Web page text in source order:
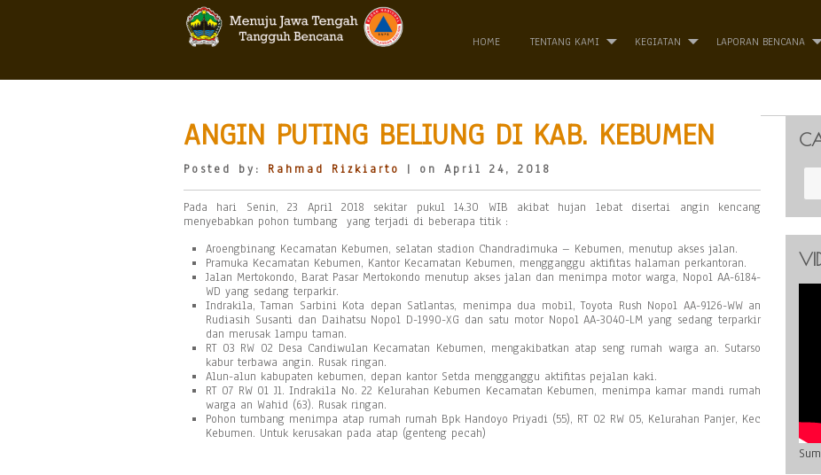
HOME TENTANG KAMI KEGIATAN LAPORAN BENCANA
ANGIN PUTING BELIUNG DI KAB. KEBUMEN
Posted by: Rahmad Rizkiarto | on April 24, 2018
Pada hari Senin, 23 April 2018 sekitar pukul 14.30 WIB akibat hujan lebat disertai angin kencang
menyebabkan pohon tumbang yang terjadi di beberapa titik :
Aroengbinang Kecamatan Kebumen, selatan stadion Chandradimuka – Kebumen, menutup akses jalan.
Pramuka Kecamatan Kebumen, Kantor Kecamatan Kebumen, mengganggu aktifitas halaman perkantoran.
Jalan Mertokondo, Barat Pasar Mertokondo menutup akses jalan dan menimpa motor warga, Nopol AA-6184-
WD yang sedang terparkir.
Indrakila, Taman Sarbini Kota depan Satlantas, menimpa dua mobil, Toyota Rush Nopol AA-9126-WW an
Rudiasih Susanti dan Daihatsu Nopol D-1990-XG dan satu motor Nopol AA-3040-LM yang sedang terparkir
dan merusak lampu taman.
RT 03 RW 02 Desa Candiwulan Kecamatan Kebumen, mengakibatkan atap seng rumah warga an. Sutarso
kabur terbawa angin. Rusak ringan.
Alun-alun kabupaten kebumen, depan kantor Setda mengganggu aktifitas pejalan kaki.
RT 07 RW 01 Jl. Indrakila No. 22 Kelurahan Kebumen Kecamatan Kebumen, menimpa kamar mandi rumah
warga an Wahid (63). Rusak ringan.
Pohon tumbang menimpa atap rumah rumah Bpk Handoyo Priyadi (55), RT 02 RW 05, Kelurahan Panjer, Kec
Kebumen. Untuk kerusakan pada atap (genteng pecah)